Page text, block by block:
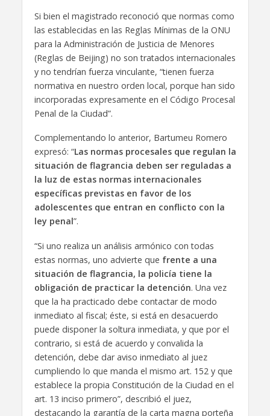
Si bien el magistrado reconoció que normas como
las establecidas en las Reglas Mínimas de la ONU
para la Administración de Justicia de Menores
(Reglas de Beijing) no son tratados internacionales
y no tendrían fuerza vinculante, “tienen fuerza
normativa en nuestro orden local, porque han sido
incorporadas expresamente en el Código Procesal
Penal de la Ciudad”.
Complementando lo anterior, Bartumeu Romero
expresó: “Las normas procesales que regulan la
situación de flagrancia deben ser reguladas a
la luz de estas normas internacionales
específicas previstas en favor de los
adolescentes que entran en conflicto con la
ley penal”.
“Si uno realiza un análisis armónico con todas
estas normas, uno advierte que frente a una
situación de flagrancia, la policía tiene la
obligación de practicar la detención. Una vez
que la ha practicado debe contactar de modo
inmediato al fiscal; éste, si está en desacuerdo
puede disponer la soltura inmediata, y que por el
contrario, si está de acuerdo y convalida la
detención, debe dar aviso inmediato al juez
cumpliendo lo que manda el mismo art. 152 y que
establece la propia Constitución de la Ciudad en el
art. 13 inciso primero”, describió el juez,
destacando la garantía de la carta magna porteña